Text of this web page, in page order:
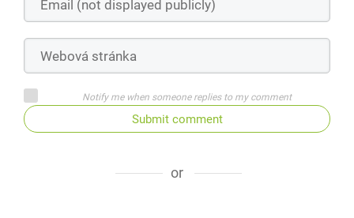
Notify me when someone replies to my comment
Submit comment
or